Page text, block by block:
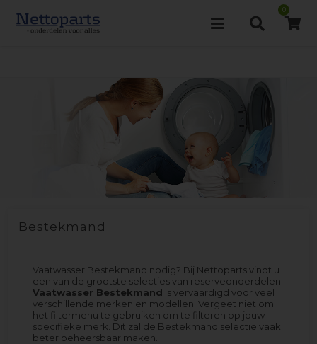
0
Bestekmand
Vaatwasser Bestekmand nodig? Bij Nettoparts vindt u
een van de grootste selecties van reserveonderdelen;
Vaatwasser Bestekmand is vervaardigd voor veel
verschillende merken en modellen. Vergeet niet om
het filtermenu te gebruiken om te filteren op jouw
specifieke merk. Dit zal de Bestekmand selectie vaak
beter beheersbaar maken.